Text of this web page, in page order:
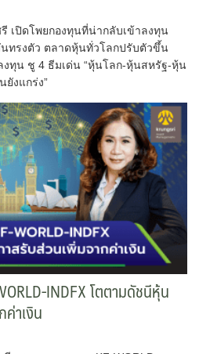
เปิดโพยกองทุนที่น่ากลับเข้าลงทุน
ทรงตัว ตลาดหุ้นทั่วโลกปรับตัวขึ้น
งทุน ชู 4 ธีมเด่น “หุ้นโลก-หุ้นสหรัฐ-หุ้น
งแกร่ง”
INDFX โตตามดัชนีหุ้น
าเงิน